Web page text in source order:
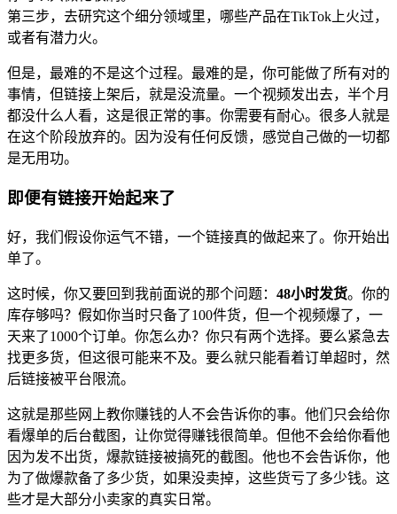
第三步，去研究这个细分领域里，哪些产品在TikTok上火过，
或者有潜力火。
但是，最难的不是这个过程。最难的是，你可能做了所有对的
事情，但链接上架后，就是没流量。一个视频发出去，半个月
都没什么人看，这是很正常的事。你需要有耐心。很多人就是
在这个阶段放弃的。因为没有任何反馈，感觉自己做的一切都
是无用功。
即便有链接开始起来了
好，我们假设你运气不错，一个链接真的做起来了。你开始出
单了。
这时候，你又要回到我前面说的那个问题： 48小时发货。你的
库存够吗？假如你当时只备了100件货，但一个视频爆了，一
天来了1000个订单。你怎么办？你只有两个选择。要么紧急去
找更多货，但这很可能来不及。要么就只能看着订单超时，然
后链接被平台限流。
这就是那些网上教你赚钱的人不会告诉你的事。他们只会给你
看爆单的后台截图，让你觉得赚钱很简单。但他不会给你看他
因为发不出货，爆款链接被搞死的截图。他也不会告诉你，他
为了做爆款备了多少货，如果没卖掉，这些货亏了多少钱。这
些才是大部分小卖家的真实日常。